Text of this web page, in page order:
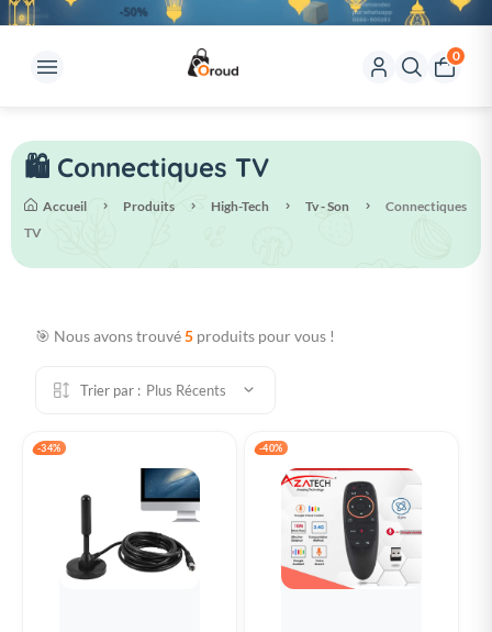
0
🛍️ Connectiques TV
Accueil Produits High-Tech Tv - Son
Connectiques
TV
🎯 Nous avons trouvé5 produits pour vous !
Trier par : Plus Récents
-34% -40%